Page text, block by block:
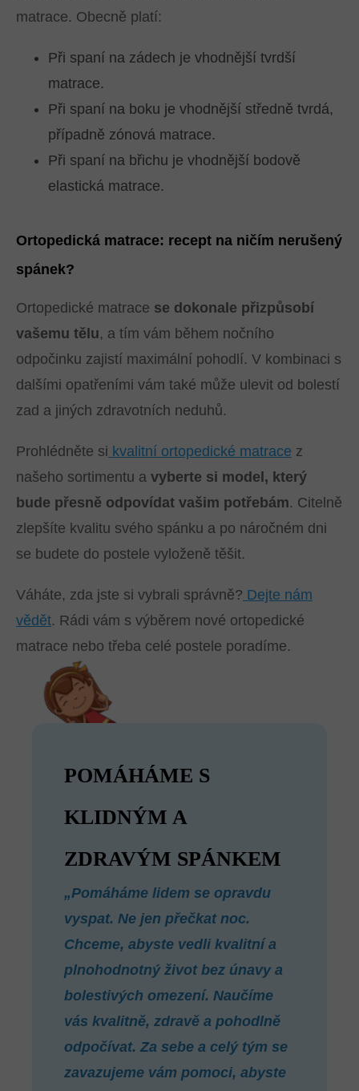
matrace. Obecně platí:
Při spaní na zádech je vhodnější tvrdší
matrace.
Při spaní na boku je vhodnější středně tvrdá,
případně zónová matrace.
Při spaní na břichu je vhodnější bodově
elastická matrace.
Ortopedická matrace: recept na ničím nerušený
spánek?
Ortopedické matrace se dokonale přizpůsobí
vašemu tělu, a tím vám během nočního
odpočinku zajistí maximální pohodlí. V kombinaci s
dalšími opatřeními vám také může ulevit od bolestí
zad a jiných zdravotních neduhů.
Prohlédněte si kvalitní ortopedické matrace z
našeho sortimentu a vyberte si model, který
bude přesně odpovídat vašim potřebám. Citelně
zlepšíte kvalitu svého spánku a po náročném dni
se budete do postele vyloženě těšit.
Váháte, zda jste si vybrali správně? Dejte nám
vědět. Rádi vám s výběrem nové ortopedické
matrace nebo třeba celé postele poradíme.
POMÁHÁME S
KLIDNÝM A
ZDRAVÝM SPÁNKEM
„Pomáháme lidem se opravdu
vyspat. Ne jen přečkat noc.
Chceme, abyste vedli kvalitní a
plnohodnotný život bez únavy a
bolestivých omezení. Naučíme
vás kvalitně, zdravě a pohodlně
odpočívat. Za sebe a celý tým se
zavazujeme vám pomoci, abyste